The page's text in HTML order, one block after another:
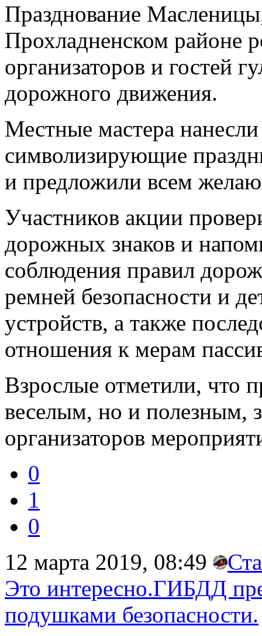
Празднование
Прохладненском районе
организаторов и гостей
дорожного движения.
Местные мастера
символизирующие
и предложили всем
Участников акции
дорожных знаков и
соблюдения правил
ремней безопасности и
устройств, а также
отношения к мерам
Взрослые отметили, что
веселым, но и полезным,
организаторов
0
1
0
12 марта 2019, 08:49
Это интересно.ГИБДД
подушками безопасности.